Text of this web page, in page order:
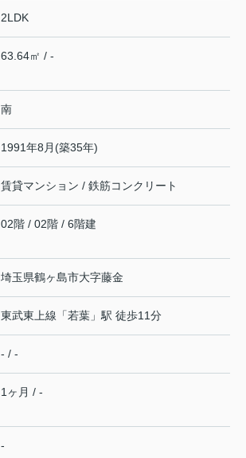
2LDK
63.64㎡ / -
南
1991年8月(築35年)
賃貸マンション / 鉄筋コンクリート
02階 / 02階 / 6階建
埼玉県鶴ヶ島市大字藤金
東武東上線 「若葉 」駅 徒歩11分
- / -
1ヶ月 / -
-